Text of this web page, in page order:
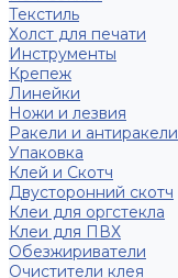
Текстиль
Холст для печати
Инструменты
Крепеж
Линейки
Ножи и лезвия
Ракели и антиракели
Упаковка
Клей и Скотч
Двусторонний скотч
Клеи для оргстекла
Клеи для ПВХ
Обезжириватели
Очистители клея